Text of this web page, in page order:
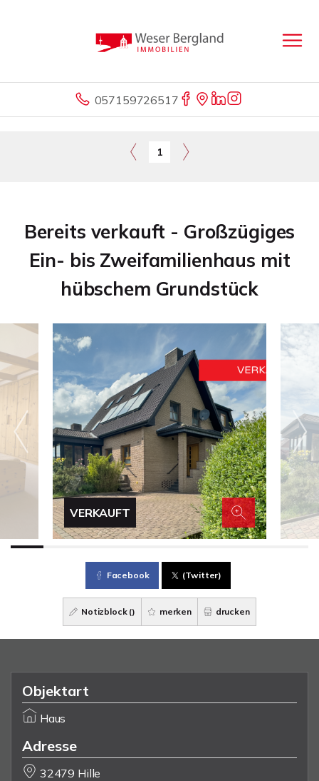
057159726517
1
Bereits verkauft - Großzügiges
Ein- bis Zweifamilienhaus mit
hübschem Grundstück
VERKAUFT
Facebook (Twitter)
Notizblock () merken drucken
Objektart
Haus
Adresse
32479 Hille